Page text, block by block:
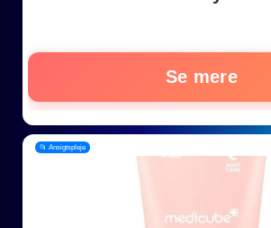
Se mere
📂 Ansigtspleje